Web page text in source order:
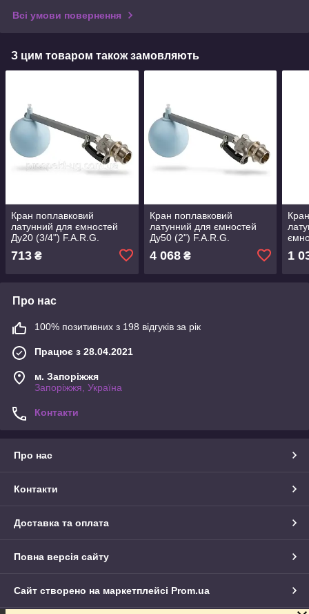
Всі умови повернення
З цим товаром також замовляють
Кран поплавковий
латунний для ємностей
Ду20 (3/4") F.A.R.G.
713 ₴
Кран поплавковий
латунний для ємностей
Ду50 (2") F.A.R.G.
4 068₴ 1
Про нас
100% позитивних з 198 відгуків за рік
Працює з 28.04.2021
м. Запоріжжя
Запоріжжя, Україна
Контакти
Про нас
Контакти
Доставка та оплата
Повна версія сайту
Сайт створено на маркетплейсі Prom.ua